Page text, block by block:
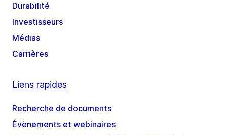
Durabilité
Investisseurs
Médias
Carrières
Liens rapides
Recherche de documents
Évènements et webinaires